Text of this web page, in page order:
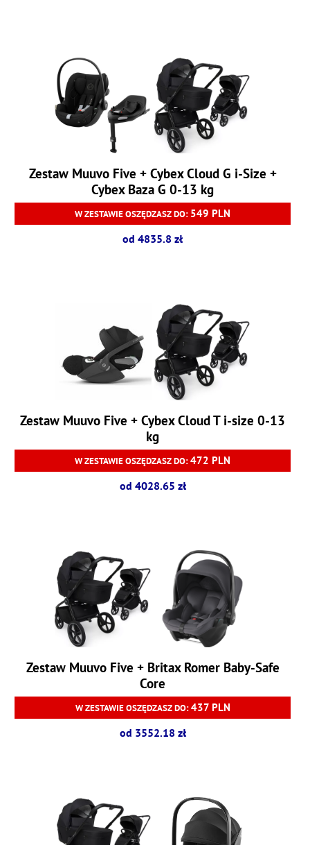
Zestaw Muuvo Five + Cybex Cloud G i-Size +
Cybex Baza G 0-13 kg
W ZESTAWIE OSZĘDZASZ DO: 549 PLN
od 4835.8 zł
Zestaw Muuvo Five + Cybex Cloud T i-size 0-13
kg
W ZESTAWIE OSZĘDZASZ DO:472 PLN
od 4028.65 zł
Zestaw Muuvo Five + Britax Romer Baby-Safe
Core
W ZESTAWIE OSZĘDZASZ DO:437 PLN
od 3552.18 zł